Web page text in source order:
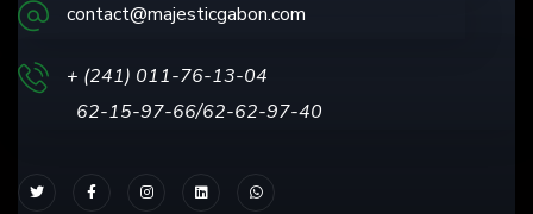
contact@majesticgabon.com
+ (241) 011-76-13-04
62-15-97-66/62-62-97-40